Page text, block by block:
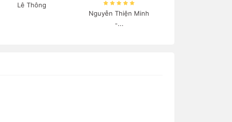
Lê Thông
Nguyễn Thiện Minh
-...